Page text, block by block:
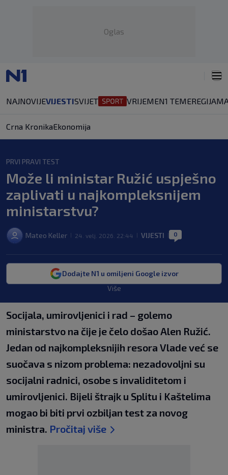
Oglas
NAJNOVIJEVIJESTISVIJET VRIJEMEN1 TEMEREGIJA
Crna KronikaEkonomija
PRVI PRAVI TEST
Može li ministar Ružić uspješno
zaplivati u najkompleksnijem
ministarstvu?
Mateo Keller 24. velj. 2026. 22:44 VIJESTI 0
Dodajte N1 u omiljeni Google izvor
Više
Socijala, umirovljenici i rad – golemo
ministarstvo na čije je čelo došao Alen Ružić.
Jedan od najkompleksnijih resora Vlade već se
suočava s nizom problema: nezadovoljni su
socijalni radnici, osobe s invaliditetom i
umirovljenici. Bijeli štrajk u Splitu i Kaštelima
mogao bi biti prvi ozbiljan test za novog
ministra. Pročitaj više